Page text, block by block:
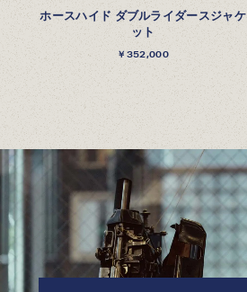
ホースハイド ダブルライダースジャケ
ット
￥352,000